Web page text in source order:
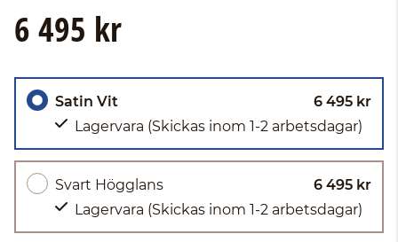
6 495 kr
Satin Vit
6 495 kr
Lagervara (Skickas inom 1-2 arbetsdagar)
Svart Högglans
6 495 kr
Lagervara (Skickas inom 1-2 arbetsdagar)